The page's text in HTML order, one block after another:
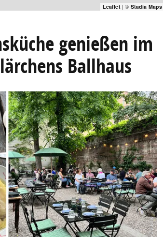
Leaflet| © Stadia Maps
genießen im
Ballhaus